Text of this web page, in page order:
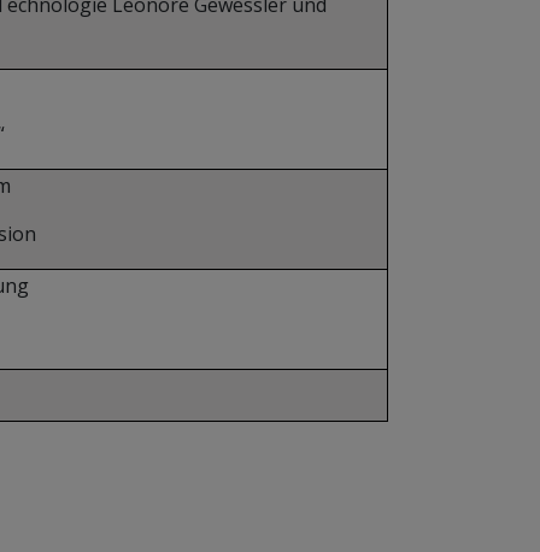
Leonore Gewessler und